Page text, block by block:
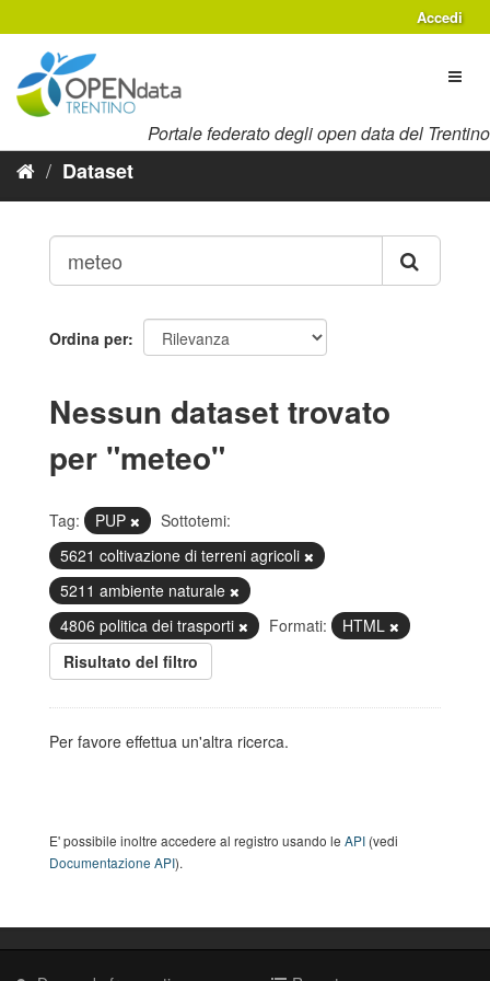
al
contenuto
Accedi
Portale federato degli open data del Trentino
Dataset
Ordina per
Nessun dataset trovato
per "meteo"
Tag: PUP
Sottotemi:
5621 coltivazione di terreni agricoli
5211 ambiente naturale
4806 politica dei trasporti
Formati:
HTML
Risultato del filtro
Per favore effettua un'altra ricerca.
E' possibile inoltre accedere al registro usando le API (vedi
Documentazione API).